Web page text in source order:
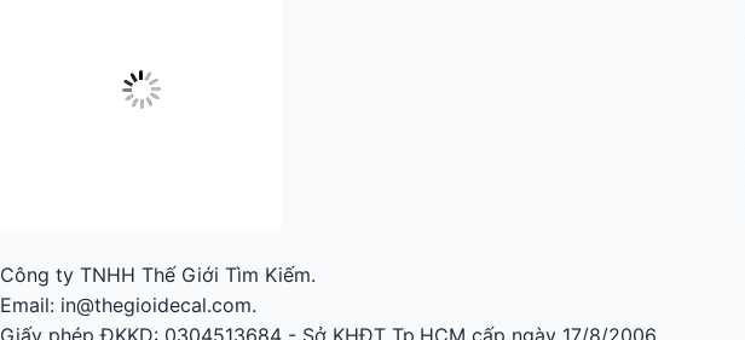
THÔNG TIN CÔNG TY
indecal.com -in decal
Email: in@thegioidecal.com.
Giấy phép ĐKKD: 0304513684 - Sở KHĐT Tp.HCM cấp ngày 17/8/2006